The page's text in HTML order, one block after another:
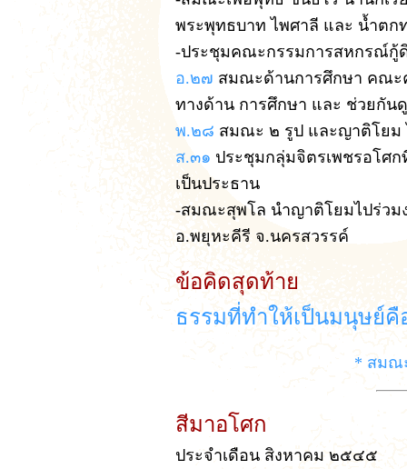
พระพุทธบาท ไพศาลี และ น้ำต
-ประชุมคณะกรรมการสหกรณ์กู้
อ.๒๗ สมณะด้านการศึกษา คณะ
ทางด้าน การศึกษา และ ช่วยกัน
พ.๒๘ สมณะ ๒ รูป และญาติโยม
ส.๓๑ ประชุมกลุ่มจิตรเพชรอโศ
เป็นประธาน
-สมณะสุพโล นำญาติโยมไปร่ว
อ.พยุหะคีรี จ.นครสวรรค์
ข้อคิดสุดท้าย
ธรรมที่ทำให้เป็นมนุษย์คื
* สมณ
สีมาอโศก
ประจำเดือน สิงหาคม ๒๕๔๕